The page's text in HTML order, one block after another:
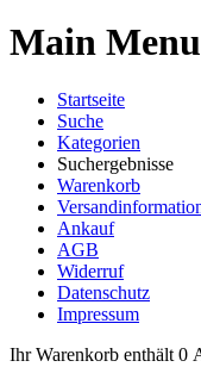
Main Menu
Startseite
Suche
Kategorien
Suchergebnisse
Warenkorb
Ankauf
AGB
Widerruf
Datenschutz
Impressum
Ihr Warenkorb enthält 0